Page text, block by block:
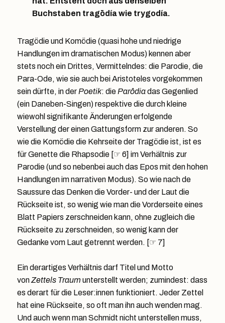
Buchstaben tragōdía wie trygodía.
Tragödie und Komödie (quasi hohe und niedrige
Handlungen im dramatischen Modus) kennen aber
stets noch ein Drittes, Vermittelndes: die Parodie, die
Para-Ode, wie sie auch bei Aristoteles vorgekommen
sein dürfte, in der Poetik: die Parôdiadas Gegenlied
(ein Daneben-Singen) respektive die durch kleine
wiewohl signifikante Änderungen erfolgende
Verstellung der einen Gattungsform zur anderen. So
wie die Komödie die Kehrseite der Tragödie ist, ist es
für Genette die Rhapsodie [☞ 6] im Verhältnis zur
Parodie (und so nebenbei auch das Epos mit den hohen
Handlungen im narrativen Modus). So wie nach de
Saussure das Denken die Vorder- und der Laut die
Rückseite ist, so wenig wie man die Vorderseite eines
Blatt Papiers zerschneiden kann, ohne zugleich die
Rückseite zu zerschneiden, so wenig kann der
Gedanke vom Laut getrennt werden. [☞ 7]
Ein derartiges Verhältnis darf Titel und Motto
vonZettels Traum unterstellt werden; zumindest: dass
es derart für die Leser:innen funktioniert. Jeder Zettel
hat eine Rückseite, so oft man ihn auch wenden mag.
Und auch wenn man Schmidt nicht unterstellen muss,